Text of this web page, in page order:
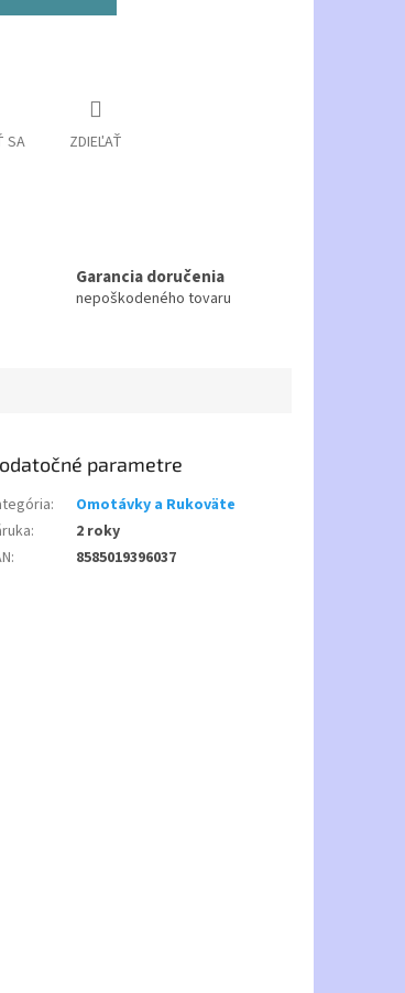
SA ZDIEĽAŤ
Garancia doručenia
nepoškodeného tovaru
parametre
:
Omotávky a Rukoväte
:
2 roky
: 8585019396037